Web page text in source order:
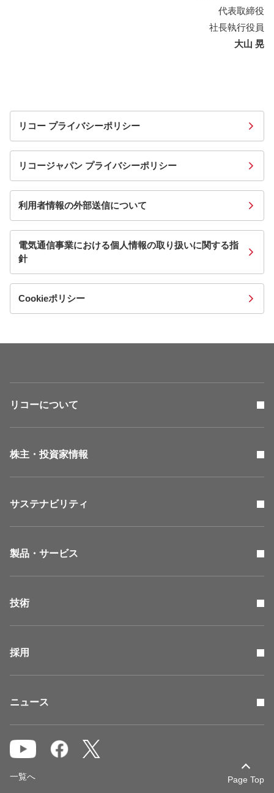
代表取締役
社長執行役員
大山 晃
リコー プライバシーポリシー
リコージャパン プライバシーポリシー
利用者情報の外部送信について
電気通信事業における個人情報の取り扱いに関する指
針
Cookieポリシー
リコーについて
株主・投資家情報
サステナビリティ
製品・サービス
技術
採用
ニュース
Page Top
一覧へ